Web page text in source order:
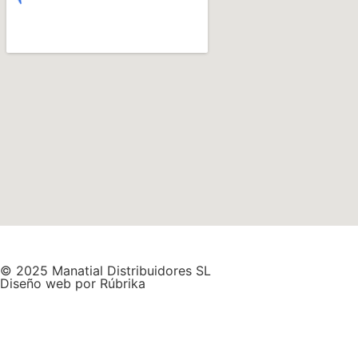
© 2025 Manatial Distribuidores SL
Diseño web por Rúbrika